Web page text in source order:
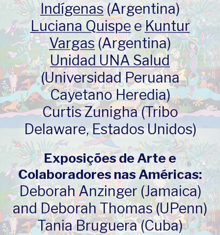
Indígenas(Argentina)
Luciana Quispe eKuntur
Vargas(Argentina)
Unidad UNA Salud
(Universidad Peruana
Cayetano Heredia)
Curtis Zunigha (Tribo
Delaware, Estados Unidos)
Exposições de Arte e
Colaboradores nas Américas:
Deborah Anzinger (Jamaica)
and Deborah Thomas (UPenn)
Tania Bruguera (Cuba)